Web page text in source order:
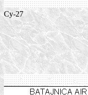
Су-27